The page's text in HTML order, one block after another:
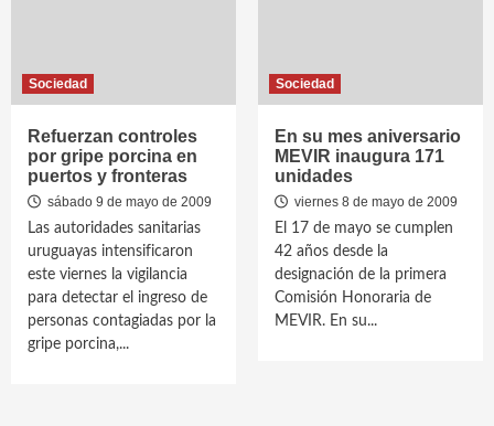
Sociedad
Refuerzan controles
por gripe porcina en
puertos y fronteras
sábado 9 de mayo de 2009
Las autoridades sanitarias
uruguayas intensificaron
este viernes la vigilancia
para detectar el ingreso de
personas contagiadas por la
gripe porcina,...
Sociedad
En su mes aniversario
MEVIR inaugura 171
unidades
viernes 8 de mayo de 2009
El 17 de mayo se cumplen
42 años desde la
designación de la primera
Comisión Honoraria de
MEVIR. En su...